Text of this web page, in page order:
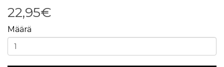
22,95€
Määrä